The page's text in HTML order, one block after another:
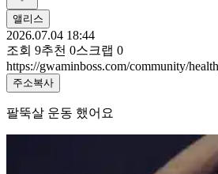
앨리스
2026.07.04 18:44
조회 9추천 0스크랩 0
https://gwaminboss.com/community/
주소복사
팔뚝살 운동 했어요